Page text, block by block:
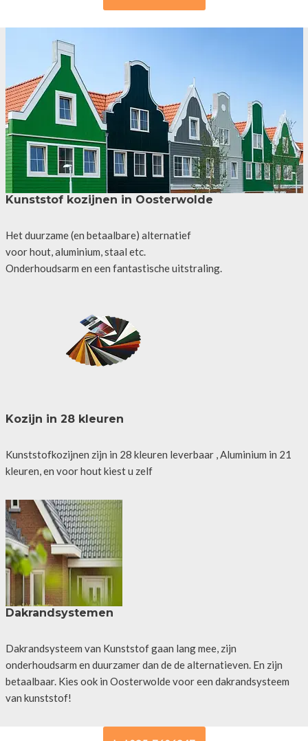
Kunststof kozijnen in Oosterwolde
Het duurzame (en betaalbare) alternatief
voor hout, aluminium, staal etc.
Onderhoudsarm en een fantastische uitstraling.
Kozijn in 28 kleuren
Kunststofkozijnen zijn in 28 kleuren leverbaar , Aluminium in 21
kleuren, en voor hout kiest u zelf
Dakrandsystemen
Dakrandsysteem van Kunststof gaan lang mee, zijn
onderhoudsarm en duurzamer dan de de alternatieven. En zijn
betaalbaar. Kies ook in Oosterwolde voor een dakrandsysteem
van kunststof!